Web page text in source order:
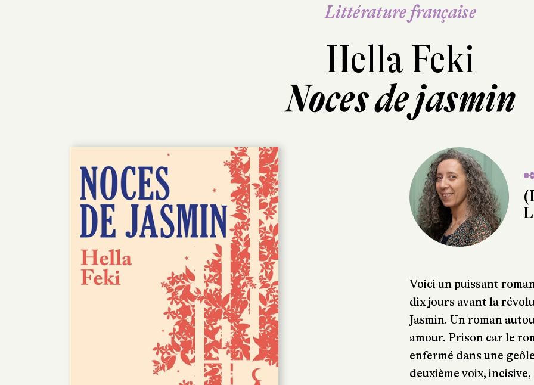
Littérature française
Hella Feki
Noces de jasmin
Voici un puissant
dix jours avant la
Jasmin. Un roman
amour. Prison car le
enfermé dans une
deuxième voix,